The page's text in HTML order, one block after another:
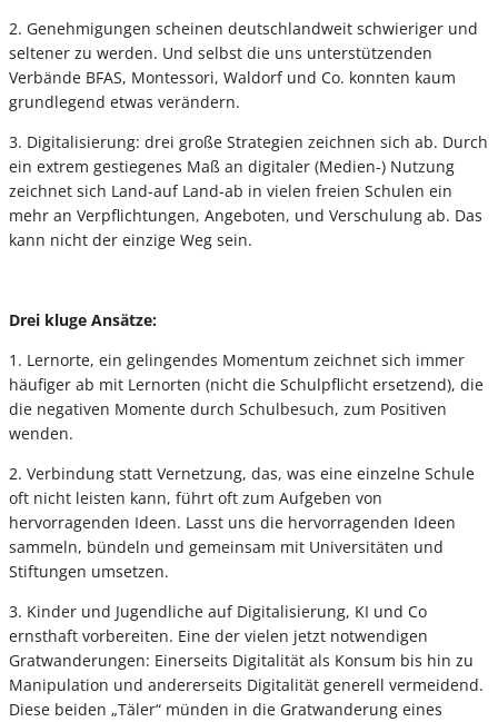
2. Genehmigungen scheinen deutschlandweit schwieriger und
seltener zu werden. Und selbst die uns unterstützenden
Verbände BFAS, Montessori, Waldorf und Co. konnten kaum
grundlegend etwas verändern.
3. Digitalisierung: drei große Strategien zeichnen sich ab. Durch
ein extrem gestiegenes Maß an digitaler (Medien-) Nutzung
zeichnet sich Land-auf Land-ab in vielen freien Schulen ein
mehr an Verpflichtungen, Angeboten, und Verschulung ab. Das
kann nicht der einzige Weg sein.
Drei kluge Ansätze:
1. Lernorte, ein gelingendes Momentum zeichnet sich immer
häufiger ab mit Lernorten (nicht die Schulpflicht ersetzend), die
die negativen Momente durch Schulbesuch, zum Positiven
wenden.
2. Verbindung statt Vernetzung, das, was eine einzelne Schule
oft nicht leisten kann, führt oft zum Aufgeben von
hervorragenden Ideen. Lasst uns die hervorragenden Ideen
sammeln, bündeln und gemeinsam mit Universitäten und
Stiftungen umsetzen.
3. Kinder und Jugendliche auf Digitalisierung, KI und Co
ernsthaft vorbereiten. Eine der vielen jetzt notwendigen
Gratwanderungen: Einerseits Digitalität als Konsum bis hin zu
Manipulation und andererseits Digitalität generell vermeidend.
Diese beiden „Täler“ münden in die Gratwanderung eines